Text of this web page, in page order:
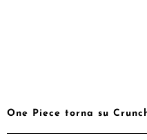
One Piece torna su